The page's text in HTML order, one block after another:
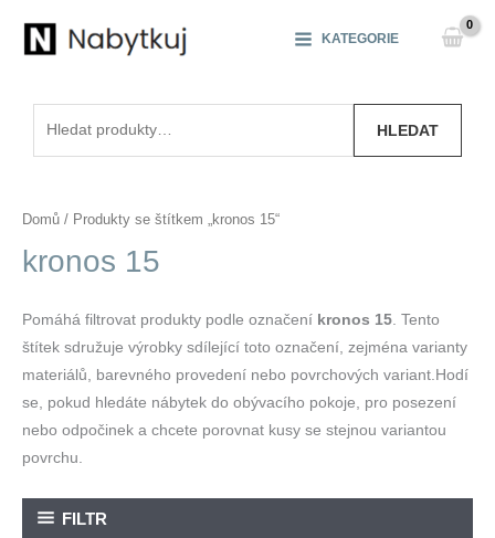
KATEGORIE
HLEDAT
Domů / Produkty se štítkem „kronos 15“
kronos 15
Pomáhá filtrovat produkty podle označení kronos 15 . Tento
štítek sdružuje výrobky sdílející toto označení, zejména varianty
materiálů, barevného provedení nebo povrchových variant.Hodí
se, pokud hledáte nábytek do obývacího pokoje, pro posezení
nebo odpočinek a chcete porovnat kusy se stejnou variantou
povrchu.
FILTR